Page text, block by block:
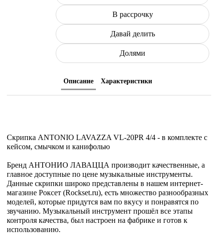
В рассрочку
Давай делить
Долями
Описание Характеристики
Скрипка ANTONIO LAVAZZA VL-20PR 4/4 - в комплекте с
кейсом, смычком и канифолью
Бренд АНТОНИО ЛАВАЦЦА производит качественные, а
главное доступные по цене музыкальные инструменты.
Данные скрипки широко представлены в нашем интернет-
магазине Роксет (Rockset.ru), есть множество разнообразных
моделей, которые придутся вам по вкусу и понравятся по
звучанию. Музыкальный инструмент прошёл все этапы
контроля качества, был настроен на фабрике и готов к
использованию.